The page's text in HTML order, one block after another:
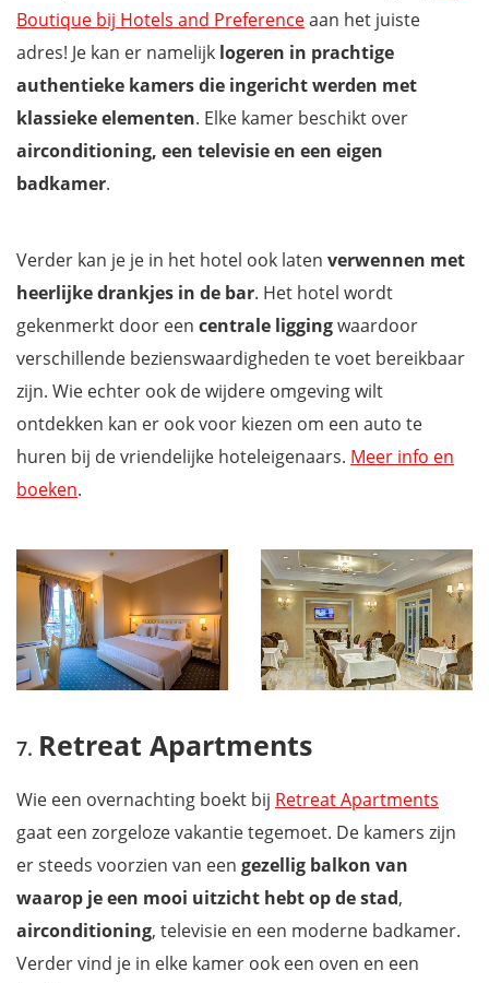
Boutique bij Hotels and Preferenceaan het juiste
adres! Je kan er namelijk logeren in prachtige
authentieke kamers die ingericht werden met
klassieke elementen. Elke kamer beschikt over
airconditioning, een televisie en een eigen
badkamer.
Verder kan je je in het hotel ook laten verwennen met
heerlijke drankjes in de bar. Het hotel wordt
gekenmerkt door een centrale liggingwaardoor
verschillende bezienswaardigheden te voet bereikbaar
zijn. Wie echter ook de wijdere omgeving wilt
ontdekken kan er ook voor kiezen om een auto te
huren bij de vriendelijke hoteleigenaars. Meer info en
boeken.
Retreat Apartments
Wie een overnachting boekt bij Retreat Apartments
gaat een zorgeloze vakantie tegemoet. De kamers zijn
er steeds voorzien van een gezellig balkon van
waarop je een mooi uitzicht hebt op de stad,
airconditioning, televisie en een moderne badkamer.
Verder vind je in elke kamer ook een oven en een